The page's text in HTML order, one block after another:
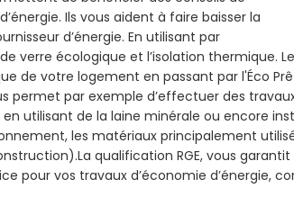
Ils vous aident à faire baisser la
d’énergie. En utilisant par
verre écologique et l’isolation thermique.
de votre logement en passant par l'Éco
permet par exemple d’effectuer des
en utilisant de la laine minérale ou encore
les matériaux principalement
qualification RGE, vous garantit
pour vos travaux d’économie d’énergie,